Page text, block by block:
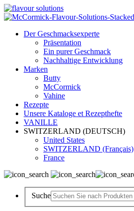
Der Geschmacksexperte
Präsentation
Ein purer Geschmack
Nachhaltige Entwicklung
Marken
Butty
McCormick
Vahine
Rezepte
Unsere Kataloge et Rezepthefte
VANILLE
SWITZERLAND (DEUTSCH)
United States
SWITZERLAND (Français)
France
Suche